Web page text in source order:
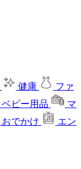
健康
ファ
ベビー用品
マ
おでかけ
エン